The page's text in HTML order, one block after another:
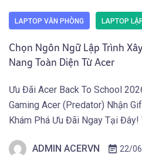
LAPTOP VĂN PHÒNG LAPTOP
Chọn Ngôn Ngữ Lập Trình
Nang Toàn Diện Từ Acer
Ưu Đãi Acer Back To School
Gaming Acer (Predator) Nhận
Khám Phá Ưu Đãi Ngay Tại
ADMIN ACERVN
22/